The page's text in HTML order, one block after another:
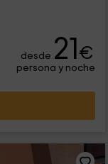
desde 21€
persona y noche